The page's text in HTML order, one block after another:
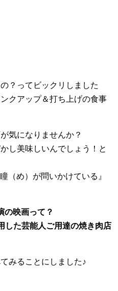
？ってビックリしました
クアップ＆打ち上げの食事
気になりませんか？
し美味しいんでしょう！と
（め）が問いかけている』
の映画って？
した芸能人ご用達の焼き肉店
みることにしました♪